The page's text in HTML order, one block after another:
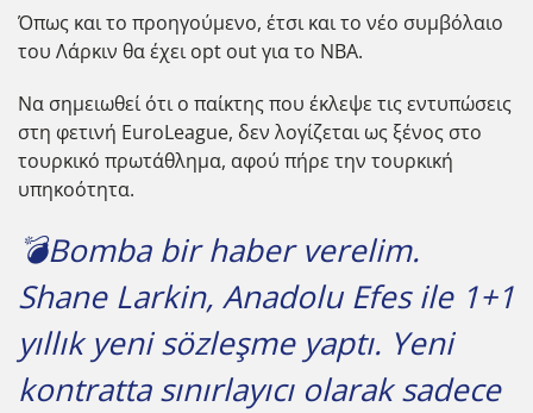
Όπως και το προηγούμενο, έτσι και το νέο συμβόλαιο
του Λάρκιν θα έχει opt out για το NBA.
Να σημειωθεί ότι ο παίκτης που έκλεψε τις εντυπώσεις
στη φετινή EuroLeague, δεν λογίζεται ως ξένος στο
τουρκικό πρωτάθλημα, αφού πήρε την τουρκική
υπηκοότητα.
💣Bomba bir haber verelim.
Shane Larkin, Anadolu Efes ile 1+1
yıllık yeni sözleşme yaptı. Yeni
kontratta sınırlayıcı olarak sadece